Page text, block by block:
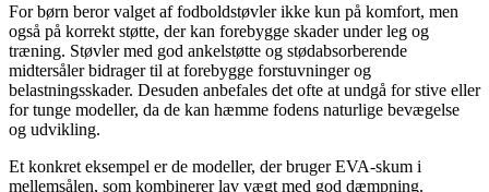
For børn beror valget af fodboldstøvler ikke kun på komfort, men
også på korrekt støtte, der kan forebygge skader under leg og
træning. Støvler med god ankelstøtte og stødabsorberende
midtersåler bidrager til at forebygge forstuvninger og
belastningsskader. Desuden anbefales det ofte at undgå for stive eller
for tunge modeller, da de kan hæmme fodens naturlige bevægelse
og udvikling.
Et konkret eksempel er de modeller, der bruger EVA-skum i
mellemsålen, som kombinerer lav vægt med god dæmpning.